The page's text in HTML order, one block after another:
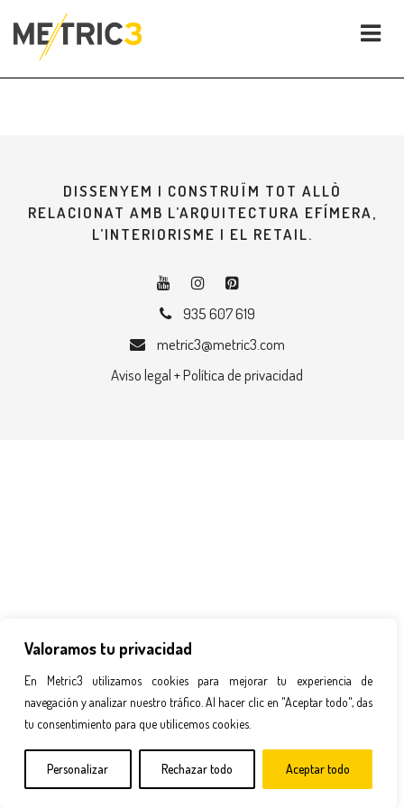
Valoramos tu privacidad
En Metric3 utilizamos cookies para mejorar tu experiencia de
navegación y analizar nuestro tráfico. Al hacer clic en "Aceptar todo", das
tu consentimiento para que utilicemos cookies.
Personalizar Rechazar todo Aceptar todo
DISSENYEM I CONSTRUÏM TOT ALLÒ
RELACIONAT AMB L’ARQUITECTURA EFÍMERA,
L’INTERIORISME I EL RETAIL.
935 607 619
metric3@metric3.com
Aviso legal + Política de privacidad